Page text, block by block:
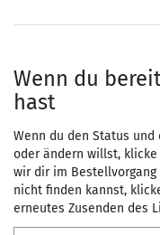
Wenn du
hast
Wenn du den Status
oder ändern willst,
wir dir im Bestellvorgang
nicht finden kannst,
erneutes Zusenden des